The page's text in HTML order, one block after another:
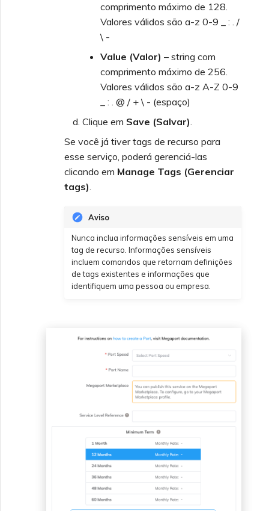
comprimento máximo de 128.
Valores válidos são a-z 0-9 _ : . /
\ -
Value (Valor) – string com
comprimento máximo de 256.
Valores válidos são a-z A-Z 0-9
_ : . @ / + \ - (espaço)
Clique em Save (Salvar).
Se você já tiver tags de recurso para
esse serviço, poderá gerenciá-las
clicando em Manage Tags (Gerenciar
tags).
Aviso
Nunca inclua informações sensíveis em uma
tag de recurso. Informações sensíveis
incluem comandos que retornam definições
de tags existentes e informações que
identifiquem uma pessoa ou empresa.